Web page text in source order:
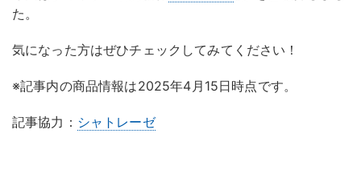
た。
気になった方はぜひチェックしてみてください！
※記事内の商品情報は2025年4月15日時点です。
記事協力： シャトレーゼ